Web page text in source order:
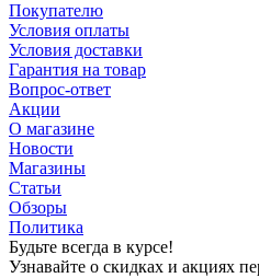
Покупателю
Условия оплаты
Условия доставки
Гарантия на товар
Вопрос-ответ
Акции
О магазине
Новости
Магазины
Статьи
Обзоры
Политика
Будьте всегда в курсе!
Узнавайте о скидках и акциях